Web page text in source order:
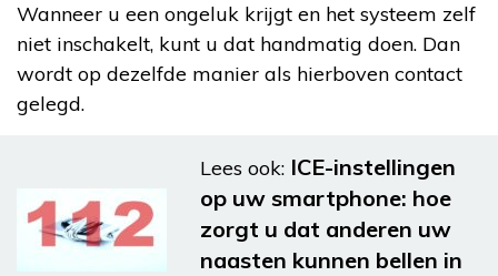
Wanneer u een ongeluk krijgt en het systeem zelf
niet inschakelt, kunt u dat handmatig doen. Dan
wordt op dezelfde manier als hierboven contact
gelegd.
Lees ook: ICE-instellingen
op uw smartphone: hoe
zorgt u dat anderen uw
naasten kunnen bellen in